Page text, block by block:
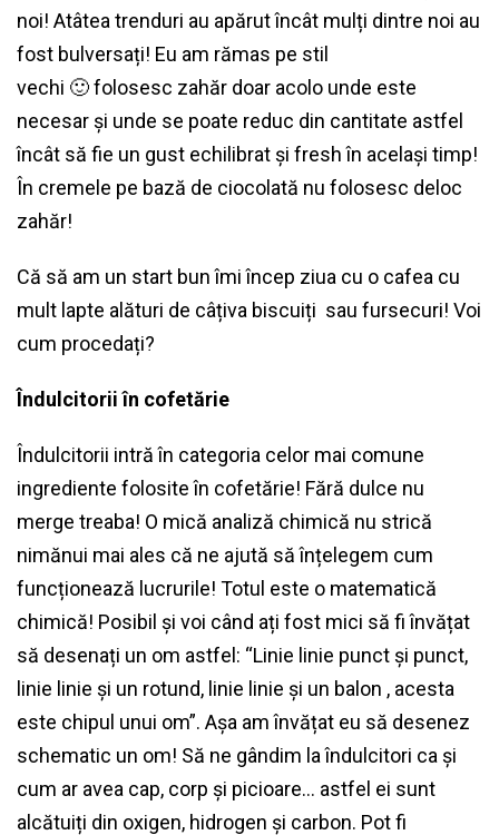
noi! Atâtea trenduri au apărut încât mulți dintre noi au
fost bulversați! Eu am rămas pe stil
vechi 🙂 folosesc zahăr doar acolo unde este
necesar și unde se poate reduc din cantitate astfel
încât să fie un gust echilibrat și fresh în același timp!
În cremele pe bază de ciocolată nu folosesc deloc
zahăr!
Că să am un start bun îmi încep ziua cu o cafea cu
mult lapte alături de câțiva biscuiți sau fursecuri! Voi
cum procedați?
Îndulcitorii în cofetărie
Îndulcitorii intră în categoria celor mai comune
ingrediente folosite în cofetărie! Fără dulce nu
merge treaba! O mică analiză chimică nu strică
nimănui mai ales că ne ajută să înțelegem cum
funcționează lucrurile! Totul este o matematică
chimică! Posibil și voi când ați fost mici să fi învățat
să desenați un om astfel: “Linie linie punct și punct,
linie linie și un rotund, linie linie și un balon , acesta
este chipul unui om”. Așa am învățat eu să desenez
schematic un om! Să ne gândim la îndulcitori ca și
cum ar avea cap, corp și picioare… astfel ei sunt
alcătuiți din oxigen, hidrogen și carbon. Pot fi